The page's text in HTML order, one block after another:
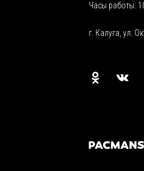
Часы работы:
г. Калуга, ул.